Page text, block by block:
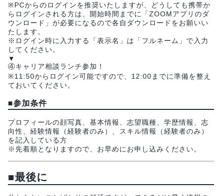
※PCからのログインを推奨いたしますが、どうしても携帯か
らログインされる方は、開始時間までに「ZOOMアプリのダ
ウンロード」が必要になるので各自ダウンロードをお願いい
たします。
※ログイン時に入力する「表示名」は「フルネーム」で入力
してください。
▼
④キャリア相談ランチ参加！
※11:50からログイン可能ですので、12:00までに準備を整え
ておいてください。
■参加条件
プロフィールの顔写真、基本情報、志望職種、学歴情報、志
向性、経験情報（経験者のみ）、スキル情報（経験者のみ）
を記入している方
※先着順となりますので、お早めにお申し込みください。
■最後に